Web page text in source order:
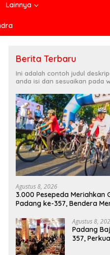
Lainnya
Anggota DPD/MPRI, H. Muslim
M. Yatim,Lc. MM, Mengapresiasi
Relawan KSB Kota Padang
salah satu garda terdepan
dalam Bencana
Berita Terbaru
Ini adalah contoh judul
anda isi dan sesuaikan pada
Agustus 8, 2026
3.000 Pesepeda Meriahkan
Padang ke-357, Bendera
Agustus 8,
Padang
357,